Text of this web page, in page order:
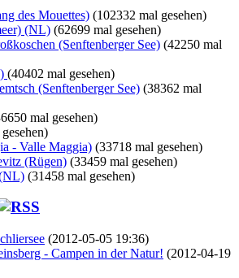
des Mouettes) (102332 mal gesehen)
(NL) (62699 mal gesehen)
(Senftenberger See) (42250 mal
(40402 mal gesehen)
(Senftenberger See) (38362 mal
mal gesehen)
- Valle Maggia) (33718 mal gesehen)
(Rügen) (33459 mal gesehen)
(31458 mal gesehen)
(2012-05-05 19:36)
- Campen in der Natur! (2012-04-19